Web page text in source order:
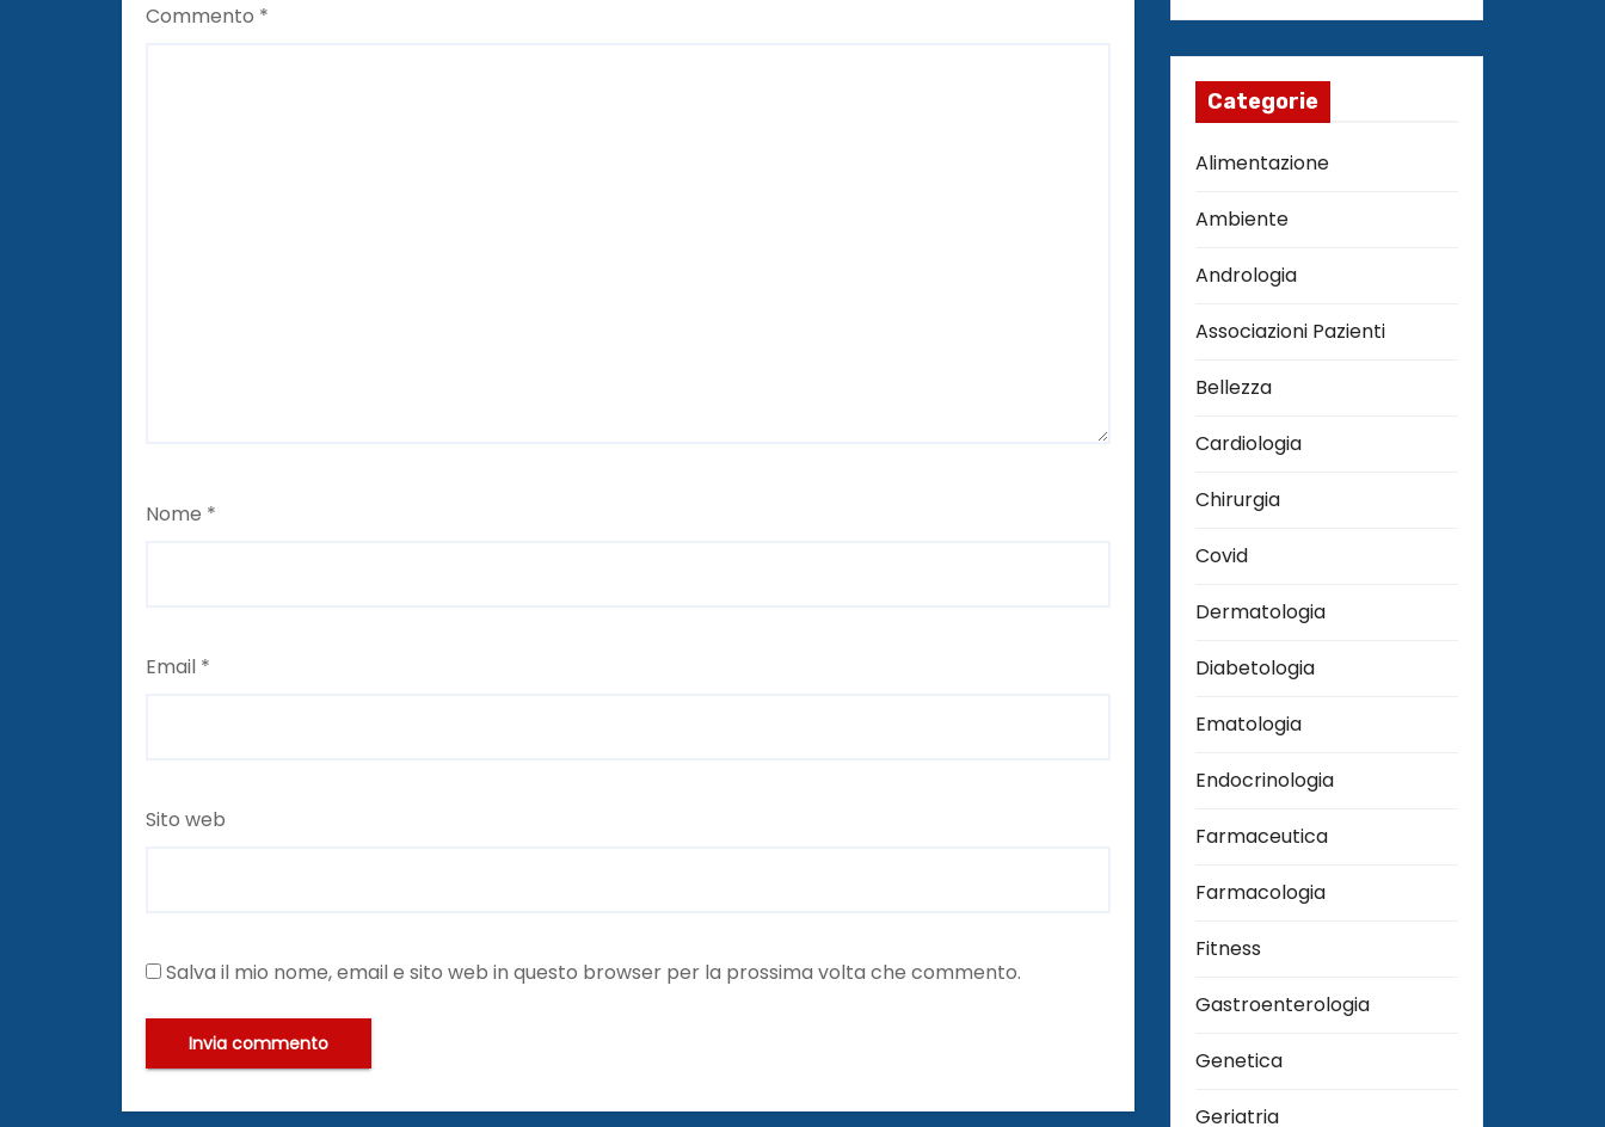
Commento *
Nome *
Email *
Sito web
Salva il mio nome, email e sito web in questo browser per la prossima volta che commento.
Categorie
Alimentazione
Ambiente
Andrologia
Associazioni Pazienti
Bellezza
Cardiologia
Chirurgia
Covid
Dermatologia
Diabetologia
Ematologia
Endocrinologia
Farmaceutica
Farmacologia
Fitness
Gastroenterologia
Genetica
Geriatria